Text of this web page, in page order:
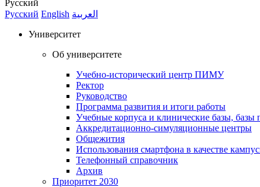
Русский
Русский English العربية
Университет
Об университете
Учебно-исторический центр ПИМУ
Ректор
Руководство
Программа развития и итоги работы
Учебные корпуса и клинические базы, базы
Аккредитационно-симуляционные центры
Общежития
Использования смартфона в качестве
Телефонный справочник
Архив
Приоритет 2030